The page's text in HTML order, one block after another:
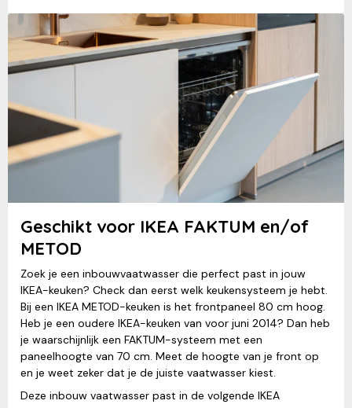
Geschikt voor IKEA FAKTUM en/of
METOD
Zoek je een inbouwvaatwasser die perfect past in jouw
IKEA-keuken? Check dan eerst welk keukensysteem je hebt.
Bij een IKEA METOD-keuken is het frontpaneel 80 cm hoog.
Heb je een oudere IKEA-keuken van voor juni 2014? Dan heb
je waarschijnlijk een FAKTUM-systeem met een
paneelhoogte van 70 cm. Meet de hoogte van je front op
en je weet zeker dat je de juiste vaatwasser kiest.
Deze inbouw vaatwasser past in de volgende IKEA